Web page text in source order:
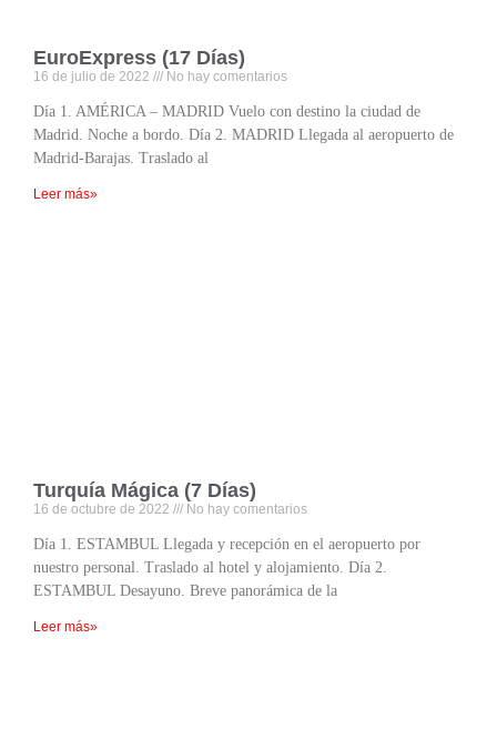
EuroExpress (17 Días)
16 de julio de 2022 No hay comentarios
Día 1. AMÉRICA – MADRID Vuelo con destino la ciudad de
Madrid. Noche a bordo. Día 2. MADRID Llegada al aeropuerto de
Madrid-Barajas. Traslado al
Leer más»
Turquía Mágica (7 Días)
16 de octubre de 2022 No hay comentarios
Día 1. ESTAMBUL Llegada y recepción en el aeropuerto por
nuestro personal. Traslado al hotel y alojamiento. Día 2.
ESTAMBUL Desayuno. Breve panorámica de la
Leer más»